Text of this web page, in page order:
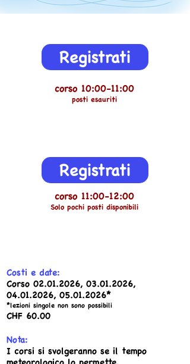
Registrati
corso 10:00-11:00
posti esauriti
Registrati
corso 11:00-12:00
Solo pochi posti disponibili
Costi e date:
Corso 02.01.2026, 03.01.2026,
04.01.2026, 05.01.2026*
*lezioni singole non sono possibili
CHF 60.00
Nota:
I corsi si svolgeranno se il tempo